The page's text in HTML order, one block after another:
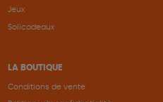
Jeux
Solicadeaux
LA BOUTIQUE
Conditions de vente